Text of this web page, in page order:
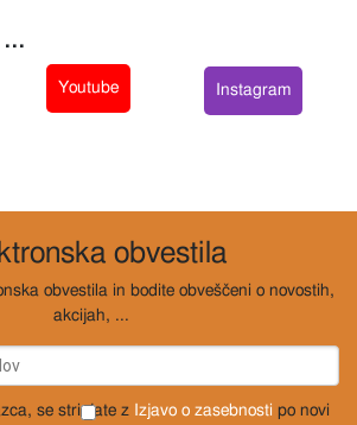
Youtube Instagram
obvestila
obvestila in bodite obveščeni o novostih,
akcijah, ...
se strinjate z Izjavo o zasebnosti po novi